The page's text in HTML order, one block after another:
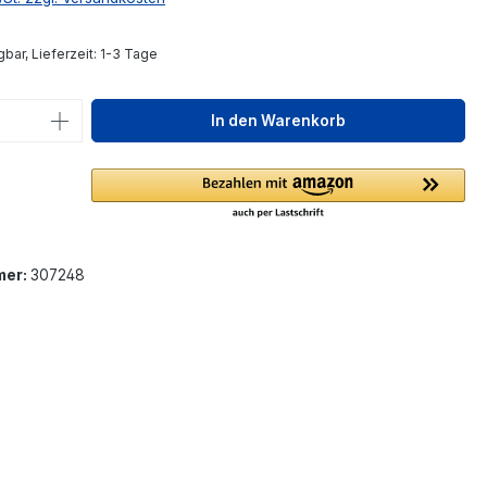
Lieferzeit: 1-3 Tage
Anzahl: Gib den gewünschten Wert
In den Warenkorb
307248